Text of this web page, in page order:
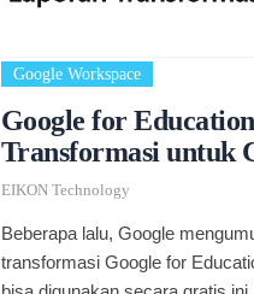
Google Workspace
Google for
Transformasi untuk
EIKON Technology
Beberapa lalu, Google
transformasi Google for